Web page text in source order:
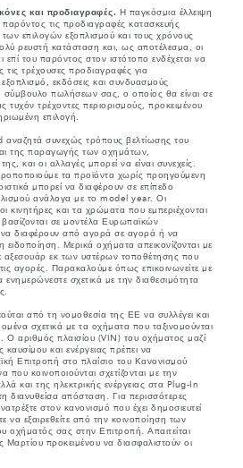
και προδιαγραφές. Η παγκόσμια έλλειψη
τις προδιαγραφές κατασκευής
επιλογών εξοπλισμού και τους χρόνους
ρευστή κατάσταση και, ως αποτέλεσμα, οι
επί του παρόντος στον ιστότοπο ενδέχεται να
τις τρέχουσες προδιαγραφές για
εκδόσεις και συνδυασμούς
σύμβουλο πωλήσεων σας, ο οποίος θα είναι σε
τυχόν τρέχοντες περιορισμούς, προκειμένου
επιλογή.
συνεχώς τρόπους βελτίωσης του
της παραγωγής των οχημάτων,
και οι αλλαγές μπορεί να είναι συνεχείς.
τα προϊόντα χωρίς προηγούμενη
μπορεί να διαφέρουν σε επίπεδο
ανάλογα με το model year. Οι
κινητήρες και τα χρώματα που εμπεριέχονται
σε μοντέλα Ευρωπαϊκών
να διαφέρουν από αγορά σε αγορά ή να
Μερικά οχήματα απεικονίζονται με
αξεσουάρ εκ των υστέρων τοποθέτησης που
αγορές. Παρακαλούμε όπως επικοινωνείτε με
σχετικά με την διαθεσιμότητα
από τη νομοθεσία της ΕΕ να συλλέγει και
σχετικά με τα οχήματα που ταξινομούνται
αριθμός πλαισίου (VIN) του οχήματος μαζί
και ενέργειας πρέπει να
Επιτροπή στο πλαίσιο του Κανονισμού
κοινοποιούνται σχετίζονται με την
και της ηλεκτρικής ενέργειας στα Plug-In
διανυθείσα απόσταση. Για περισσότερες
στον κανονισμό που έχει δημοσιευτεί
να εξαιρεθείτε από την κοινοποίηση των
οχήματός σας στην Επιτροπή. Απαιτείται
Μαρτίου προκειμένου να διασφαλιστούν οι